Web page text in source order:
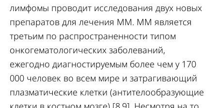
лимфомы проводит исследования двух новых
препаратов для лечения ММ. ММ является
третьим по распространенности типом
онкогематологических заболеваний,
ежегодно диагностируемым более чем у 170
000 человек во всем мире и затрагивающий
плазматические клетки (антителообразующие